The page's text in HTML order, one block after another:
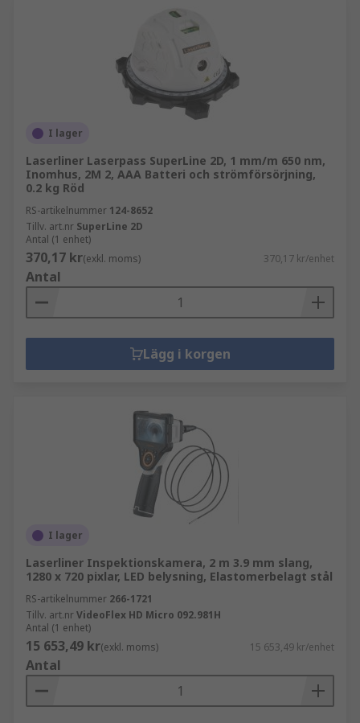
I lager
Laserliner Laserpass SuperLine 2D, 1 mm/m 650 nm,
Inomhus, 2M 2, AAA Batteri och strömförsörjning,
0.2 kg Röd
RS-artikelnummer 124-8652
Tillv. art.nr SuperLine 2D
Antal (1 enhet)
370,17 kr(exkl. moms) 370,17 kr/enhet
Antal
Lägg i korgen
I lager
Laserliner Inspektionskamera, 2 m 3.9 mm slang,
1280 x 720 pixlar, LED belysning, Elastomerbelagt stål
RS-artikelnummer 266-1721
Tillv. art.nrVideoFlex HD Micro 092.981H
Antal (1 enhet)
15 653,49 kr(exkl. moms) 15 653,49 kr/enhet
Antal